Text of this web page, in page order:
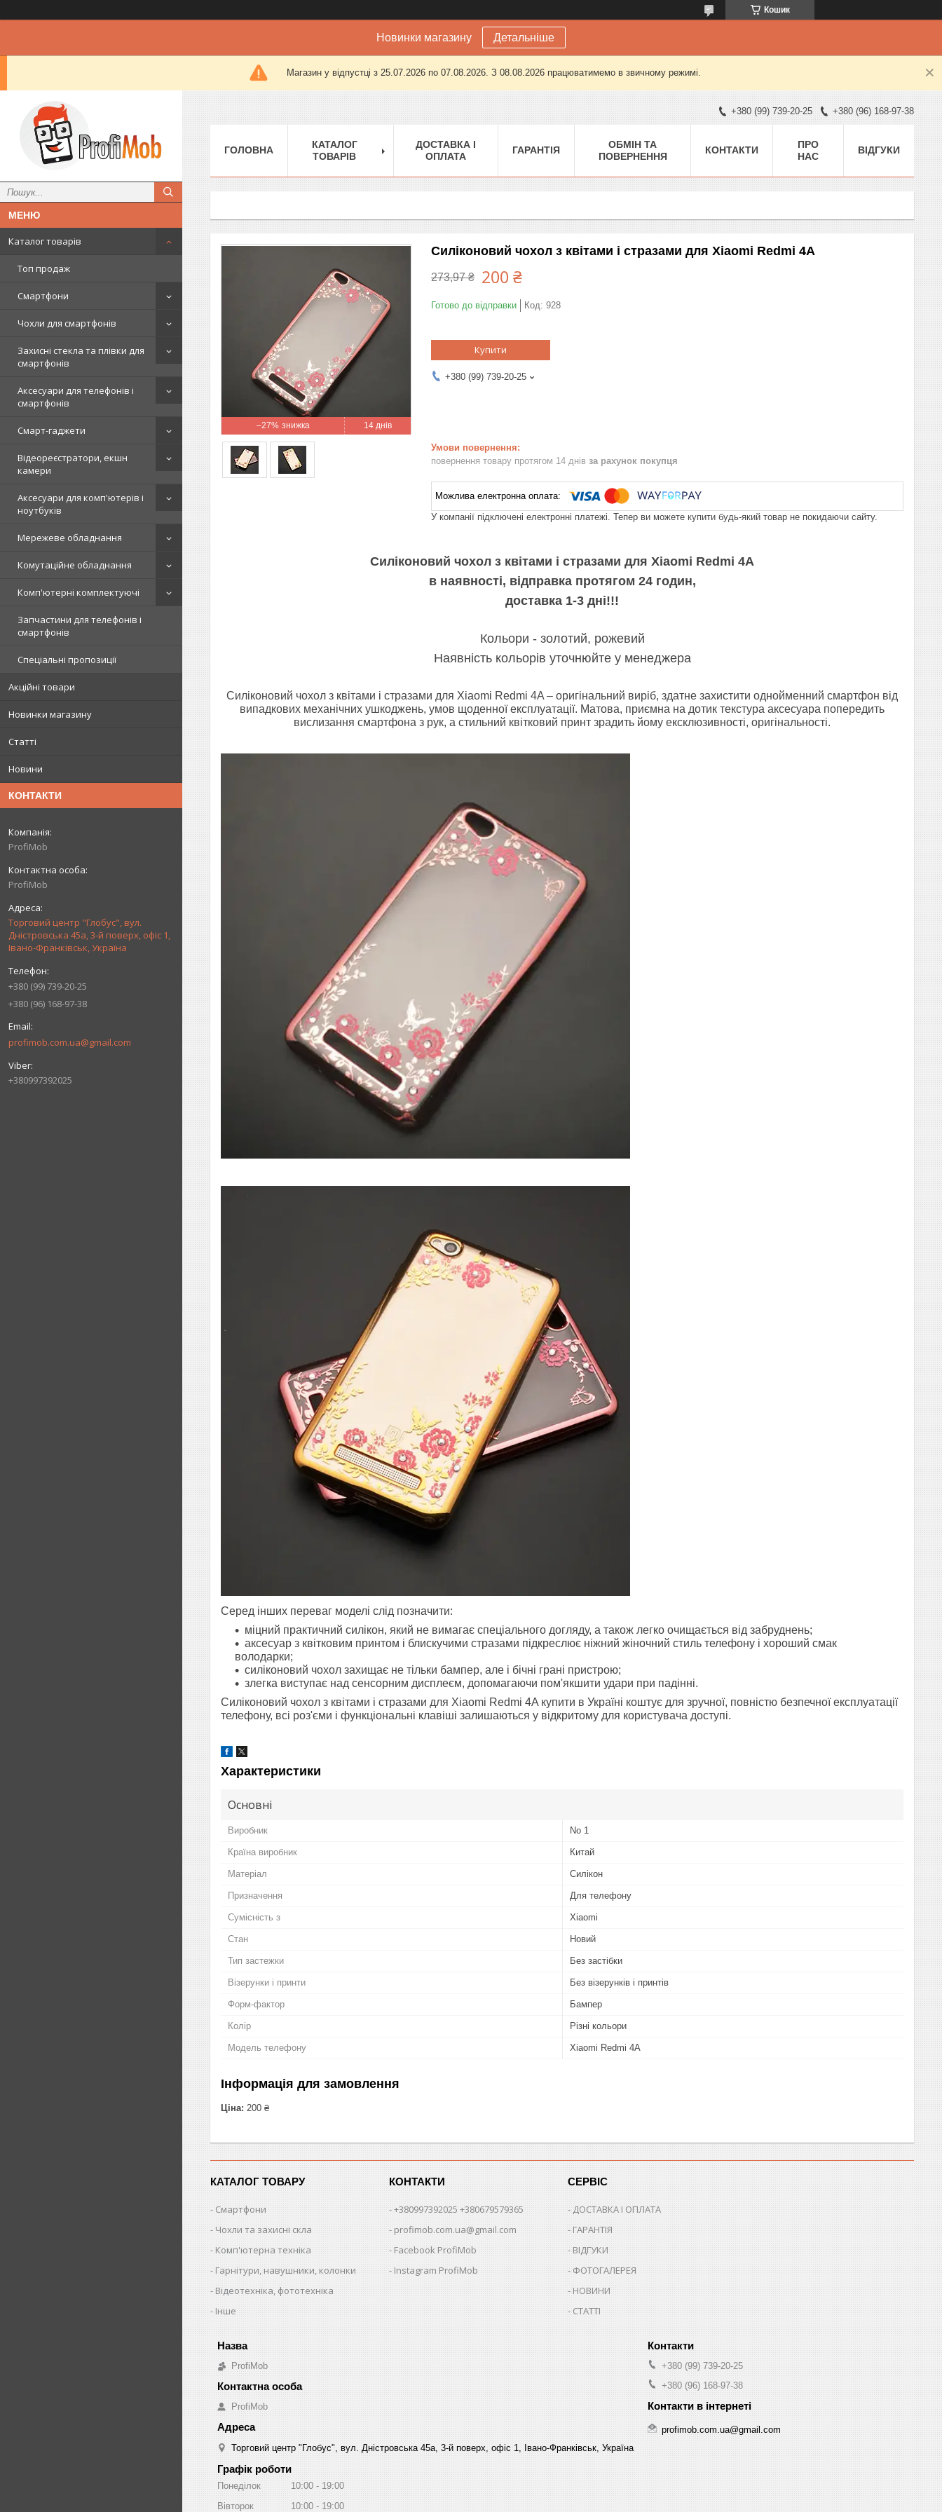
Кошик
Новинки магазину Детальніше
Магазин у відпустці з 25.07.2026 по 07.08.2026. З 08.08.2026 працюватимемо в звичному режимі.
Каталог товарів
Топ продаж
Смартфони
Чохли для смартфонів
Захисні стекла та плівки для
смартфонів
Аксесуари для телефонів і
смартфонів
Смарт-гаджети
Відеореєстратори, екшн
камери
Аксесуари для комп'ютерів і
ноутбуків
Мережеве обладнання
Комутаційне обладнання
Комп'ютерні комплектуючі
Запчастини для телефонів і
смартфонів
Спеціальні пропозиції
Акційні товари
Новинки магазину
Статті
Новини
КОНТАКТИ
ProfiMob
ProfiMob
Торговий центр "Глобус", вул.
Дністровська 45а, 3-й поверх, офіс 1,
Івано-Франківськ, Україна
+380 (99) 739-20-25
+380 (96) 168-97-38
profimob.com.ua@gmail.com
+380997392025
+380 (99) 739-20-25 +380 (96) 168-97-38
ГОЛОВНА
КАТАЛОГ
ТОВАРІВ
ДОСТАВКА І
ОПЛАТА
ГАРАНТІЯ
ОБМІН ТА
ПОВЕРНЕННЯ
КОНТАКТИ
ПРО
НАС
ВІДГУКИ
–27% 14 днів
Силіконовий чохол з квітами і стразами для Xiaomi Redmi 4A
273,97 ₴ 200 ₴
Готово до відправки Код: 928
Купити
+380 (99) 739-20-25
повернення товару протягом 14 днів за рахунок покупця
У компанії підключені електронні платежі. Тепер ви можете купити будь-який товар не покидаючи сайту.
Силіконовий чохол з квітами і стразами для Xiaomi Redmi 4A
в наявності, відправка протягом 24 годин,
доставка 1-3 дні!!!
Кольори - золотий, рожевий
Наявність кольорів уточнюйте у менеджера
Силіконовий чохол з квітами і стразами для Xiaomi Redmi 4A – оригінальний виріб, здатне захистити однойменний смартфон від
випадкових механічних ушкоджень, умов щоденної експлуатації. Матова, приємна на дотик текстура аксесуара попередить
вислизання смартфона з рук, а стильний квітковий принт зрадить йому ексклюзивності, оригінальності.
Серед інших переваг моделі слід позначити:
міцний практичний силікон, який не вимагає спеціального догляду, а також легко очищається від забруднень;
аксесуар з квітковим принтом і блискучими стразами підкреслює ніжний жіночний стиль телефону і хороший смак
володарки;
силіконовий чохол захищає не тільки бампер, але і бічні грані пристрою;
злегка виступає над сенсорним дисплеєм, допомагаючи пом'якшити удари при падінні.
Силіконовий чохол з квітами і стразами для Xiaomi Redmi 4A купити в Україні коштує для зручної, повністю безпечної експлуатації
телефону, всі роз'єми і функціональні клавіші залишаються у відкритому для користувача доступі.
Характеристики
Основні
Виробник No 1
Країна виробник Китай
Матеріал Силікон
Призначення Для телефону
Сумісність з Xiaomi
Стан Новий
Тип застежки Без застібки
Візерунки і принти Без візерунків і принтів
Форм-фактор Бампер
Колір Різні кольори
Модель телефону Xiaomi Redmi 4A
Інформація для замовлення
Ціна: 200 ₴
КАТАЛОГ ТОВАРУ
Смартфони
Чохли та захисні скла
Комп'ютерна техніка
Гарнітури, навушники, колонки
Відеотехніка, фототехніка
Інше
КОНТАКТИ
+380997392025 +380679579365
profimob.com.ua@gmail.com
Facebook ProfiMob
Instagram ProfiMob
СЕРВІС
ДОСТАВКА І ОПЛАТА
ГАРАНТІЯ
ВІДГУКИ
ФОТОГАЛЕРЕЯ
НОВИНИ
СТАТТІ
ProfiMob
ProfiMob
Торговий центр "Глобус", вул. Дністровська 45а, 3-й поверх, офіс 1, Івано-Франківськ, Україна
+380 (99) 739-20-25
+380 (96) 168-97-38
profimob.com.ua@gmail.com
Графік роботи
Понеділок 10:00
19:00
Вівторок
10:00 19:00